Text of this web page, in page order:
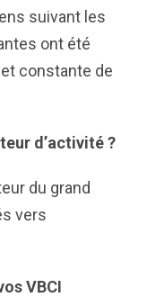
suivant les
ont été
constante de
d’activité ?
du grand
vers
VBCI